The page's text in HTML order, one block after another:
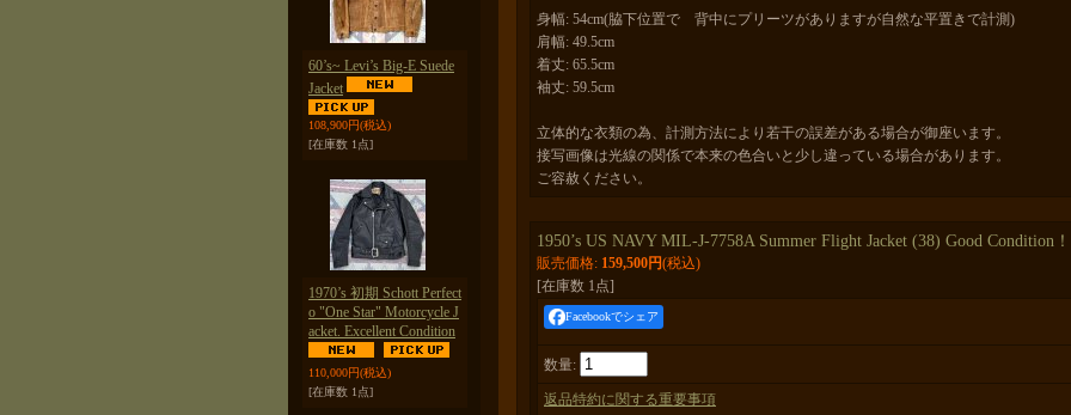
60’s~ Levi’s Big-E Suede
Jacket
108,900円(税込)
[在庫数 1点]
1970’s 初期 Schott Perfect
o "One Star" Motorcycle J
acket. Excellent Condition
110,000円(税込)
[在庫数 1点]
身幅: 54cm(脇下位置で 背中にプリーツがありますが自然な平置きで計測)
肩幅: 49.5cm
着丈: 65.5cm
袖丈: 59.5cm
立体的な衣類の為、計測方法により若干の誤差がある場合が御座います。
接写画像は光線の関係で本来の色合いと少し違っている場合があります。
ご容赦ください。
1950’s US NAVY MIL-J-7758A Summer Flight Jacket (38) Good Condition！
販売価格: 159,500円(税込)
[在庫数 1点]
Facebookでシェア
数量:
返品特約に関する重要事項